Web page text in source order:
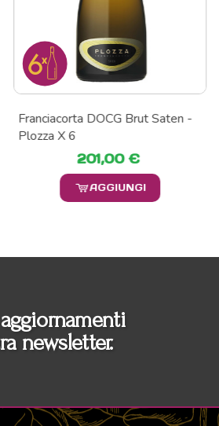
Franciacorta DOCG Brut Saten -
Plozza X 6
201,00 €
AGGIUNGI
newsletter.